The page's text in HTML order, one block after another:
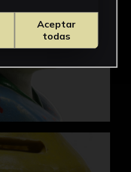
Aceptar
todas